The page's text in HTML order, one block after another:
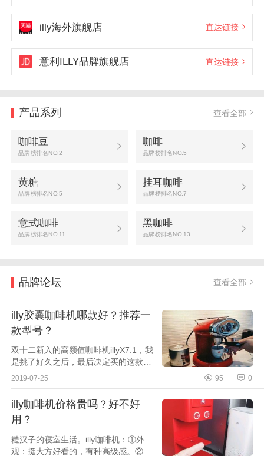
illy海外旗舰店 直达链接
意利ILLY品牌旗舰店 直达链接
产品系列 查看全部
咖啡豆
品牌榜排名NO.2
咖啡
品牌榜排名NO.5
黄糖
品牌榜排名NO.5
挂耳咖啡
品牌榜排名NO.7
意式咖啡
品牌榜排名NO.11
黑咖啡
品牌榜排名NO.13
品牌论坛 查看全部
illy胶囊咖啡机哪款好？推荐一
款型号？
双十二新入的高颜值咖啡机illyX7.1，我
是挑了好久之后，最后决定买的这款，
不管是颜值还是功能上，都是很好很满
东西就是这台...
2019-07-25 95 0
illy咖啡机价格贵吗？好不好
用？
糙汉子的寝室生活。illy咖啡机：①外
观：挺大方好看的，有种高级感。②使